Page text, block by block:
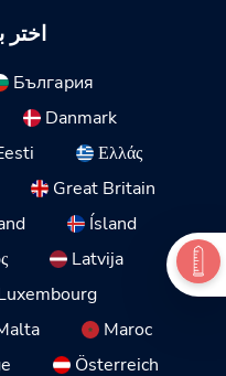
اختر
България
Danmark
Ελλάς
Great Britain
Ísland
Latvija
Maroc
Österreich